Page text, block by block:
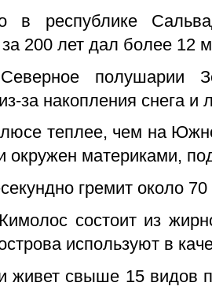
в республике
200 лет дал более 12
полушарии
за накопления снега и
теплее, чем на
окружен материками,
гремит около
состоит из
используют в
живет свыше 15 видов